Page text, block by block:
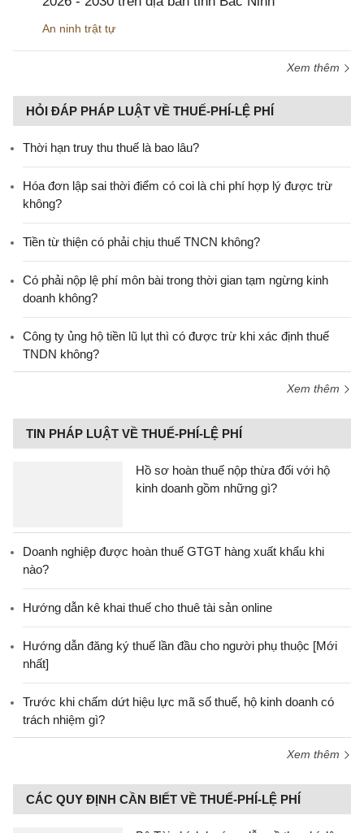
An ninh trật tự
Xem thêm
HỎI ĐÁP PHÁP LUẬT VỀ THUẾ-PHÍ-LỆ PHÍ
Thời hạn truy thu thuế là bao lâu?
Hóa đơn lập sai thời điểm có coi là chi phí hợp lý được trừ
không?
Tiền từ thiện có phải chịu thuế TNCN không?
Có phải nộp lệ phí môn bài trong thời gian tạm ngừng kinh
doanh không?
Công ty ủng hộ tiền lũ lụt thì có được trừ khi xác định thuế
TNDN không?
Xem thêm
TIN PHÁP LUẬT VỀ THUẾ-PHÍ-LỆ PHÍ
Hồ sơ hoàn thuế nộp thừa đối với hộ
kinh doanh gồm những gì?
Doanh nghiệp được hoàn thuế GTGT hàng xuất khẩu khi
nào?
Hướng dẫn kê khai thuế cho thuê tài sản online
Hướng dẫn đăng ký thuế lần đầu cho người phụ thuộc [Mới
nhất]
Trước khi chấm dứt hiệu lực mã số thuế, hộ kinh doanh có
trách nhiệm gì?
Xem thêm
CÁC QUY ĐỊNH CẦN BIẾT VỀ THUẾ-PHÍ-LỆ PHÍ